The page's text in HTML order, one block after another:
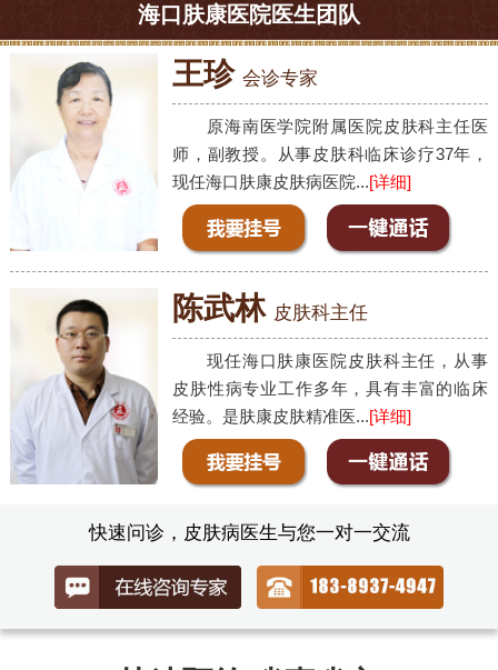
海口肤康医院医生团队
王珍 会诊专家
原海南医学院附属医院皮肤科主任医
师，副教授。从事皮肤科临床诊疗37年，
现任海口肤康皮肤病医院...[详细]
陈武林 皮肤科主任
现任海口肤康医院皮肤科主任，从事
皮肤性病专业工作多年，具有丰富的临床
经验。是肤康皮肤精准医...[详细]
快速问诊，皮肤病医生与您一对一交流